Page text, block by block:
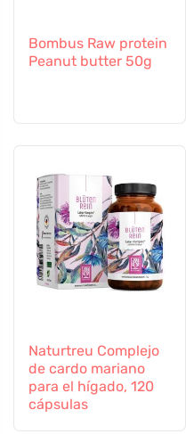
Bombus Raw protein
Peanut butter 50g
Naturtreu Complejo
de cardo mariano
para el hígado, 120
cápsulas